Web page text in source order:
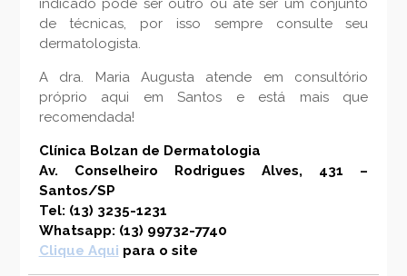
indicado pode ser outro ou até ser um conjunto
de técnicas, por isso sempre consulte seu
dermatologista.
A dra. Maria Augusta atende em consultório
próprio aqui em Santos e está mais que
recomendada!
Clínica Bolzan de Dermatologia
Av. Conselheiro Rodrigues Alves, 431 –
Santos/SP
Tel: (13) 3235-1231
Whatsapp: (13) 99732-7740
Clique Aqui para o site